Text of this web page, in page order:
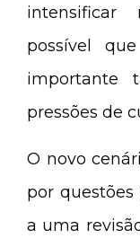
intensificar
possível
importante
pressões de
O novo
por
a uma